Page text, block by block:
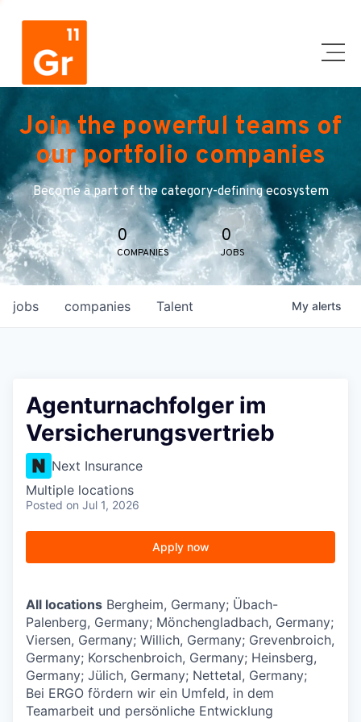
Join the powerful teams of
our portfolio companies
Become a part of the category-defining ecosystem
0
COMPANIES
0
JOBS
jobs companies Talent My alerts
Agenturnachfolger im
Versicherungsvertrieb
Next Insurance
Multiple locations
Posted on Jul 1, 2026
Apply now
All locations Bergheim, Germany; Übach-
Palenberg, Germany; Mönchengladbach, Germany;
Viersen, Germany; Willich, Germany; Grevenbroich,
Germany; Korschenbroich, Germany; Heinsberg,
Germany; Jülich, Germany; Nettetal, Germany;
Bei ERGO fördern wir ein Umfeld, in dem
Teamarbeit und persönliche Entwicklung